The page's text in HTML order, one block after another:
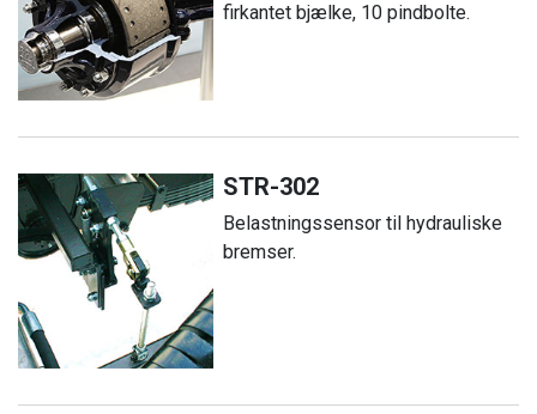
firkantet bjælke, 10 pindbolte.
STR-302
Belastningssensor til hydrauliske
bremser.